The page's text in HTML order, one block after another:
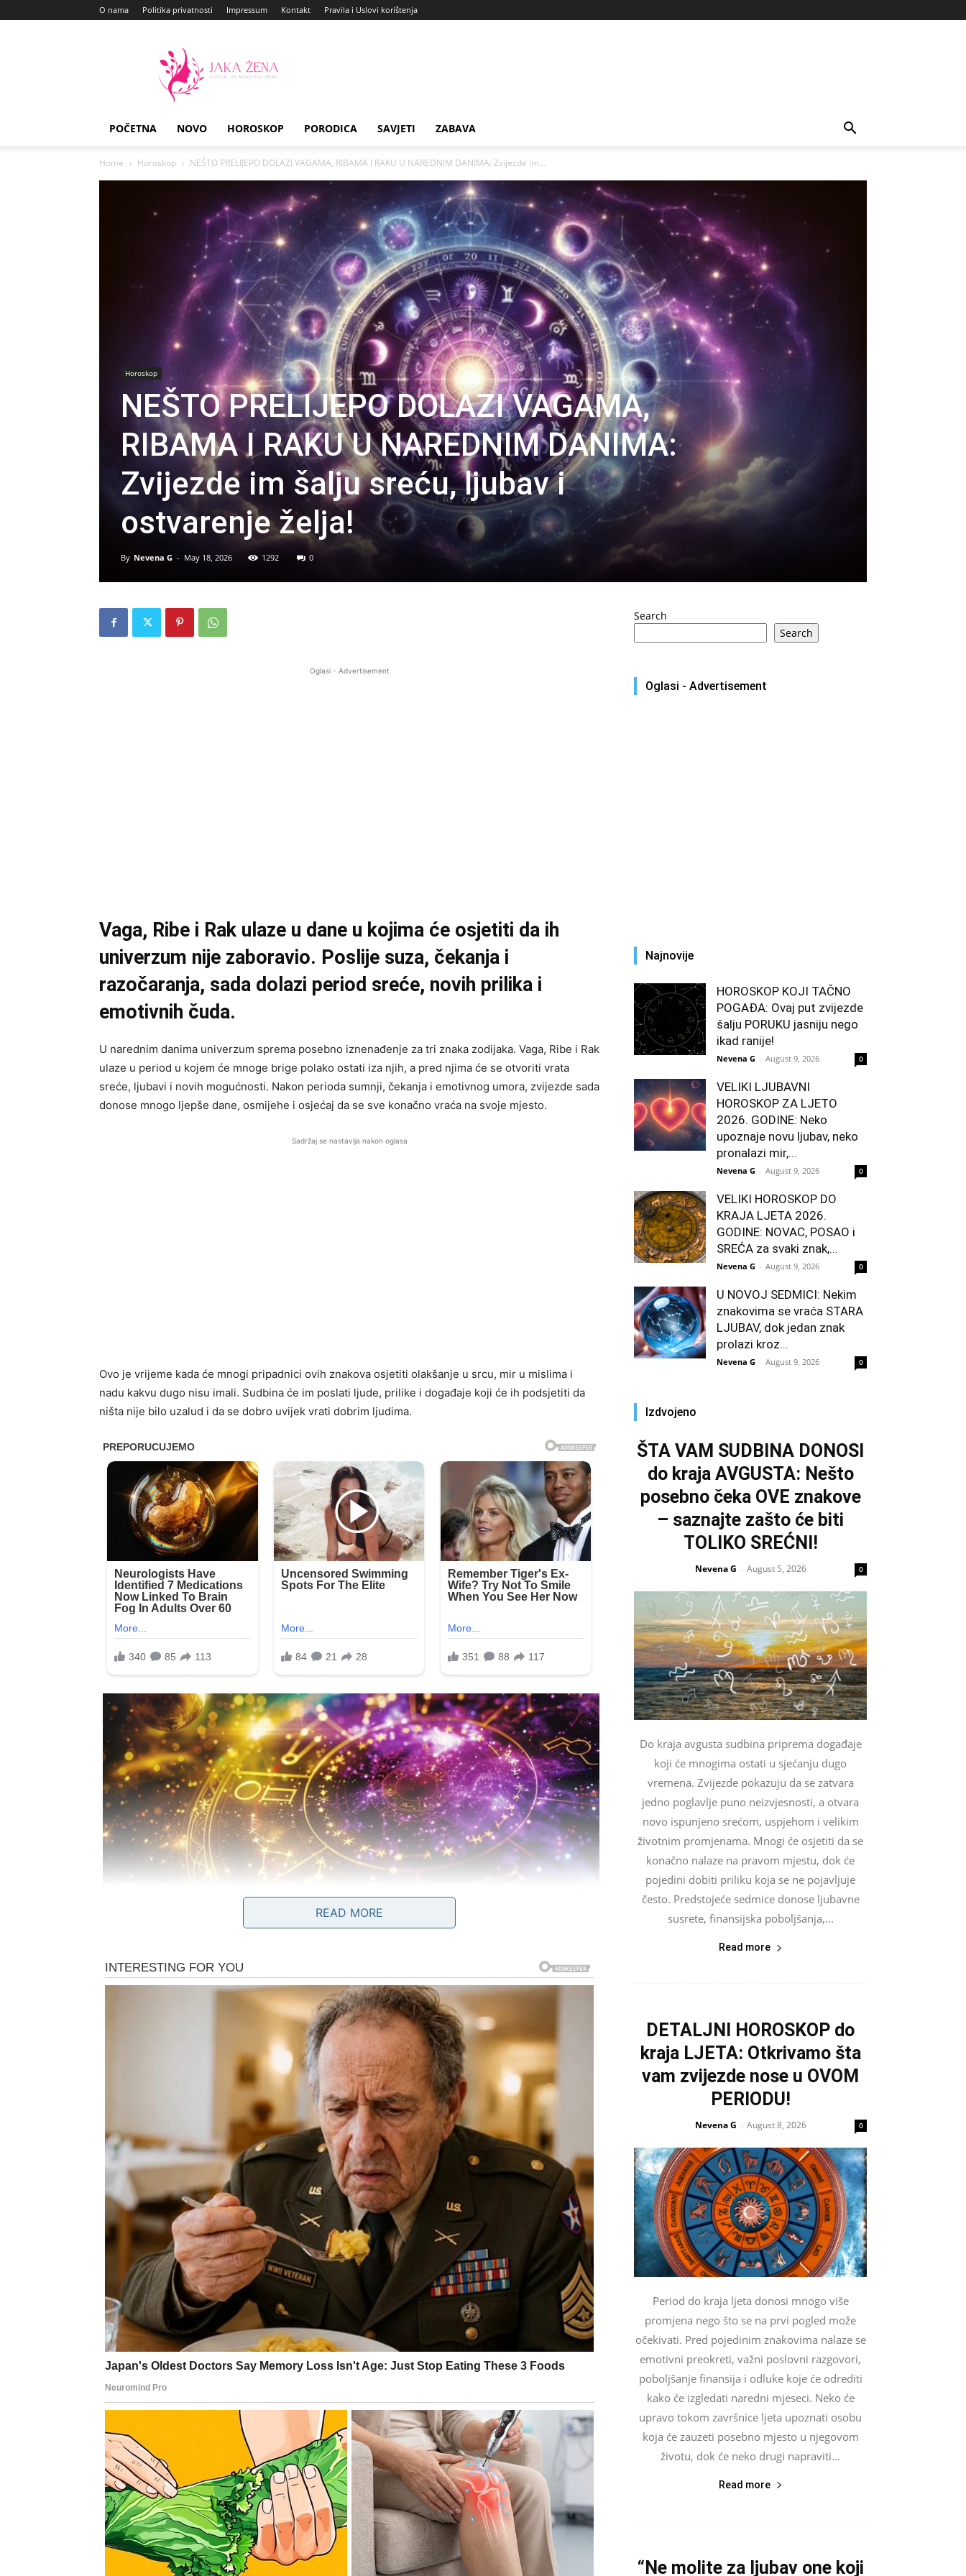
O nama Politika privatnosti Impressum Kontakt Pravila i Uslovi korištenja
Zena
POČETNA NOVO HOROSKOP PORODICA SAVJETI ZABAVA
Home Horoskop NEŠTO PRELIJEPO DOLAZI VAGAMA, RIBAMA I RAKU U NAREDNIM DANIMA: Zvijezde im...
Horoskop
NEŠTO PRELIJEPO DOLAZI VAGAMA,
RIBAMA I RAKU U NAREDNIM DANIMA:
Zvijezde im šalju sreću, ljubav i
ostvarenje želja!
By Nevena G - May 18, 2026 1292 0
Oglasi - Advertisement
Vaga, Ribe i Rak ulaze u dane u kojima će osjetiti da ih
univerzum nije zaboravio. Poslije suza, čekanja i
razočaranja, sada dolazi period sreće, novih prilika i
emotivnih čuda.
U narednim danima univerzum sprema posebno iznenađenje za tri znaka zodijaka. Vaga, Ribe i Rak
ulaze u period u kojem će mnoge brige polako ostati iza njih, a pred njima će se otvoriti vrata
sreće, ljubavi i novih mogućnosti. Nakon perioda sumnji, čekanja i emotivnog umora, zvijezde sada
donose mnogo ljepše dane, osmijehe i osjećaj da se sve konačno vraća na svoje mjesto.
Sadržaj se nastavlja nakon oglasa
Ovo je vrijeme kada će mnogi pripadnici ovih znakova osjetiti olakšanje u srcu, mir u mislima i
nadu kakvu dugo nisu imali. Sudbina će im poslati ljude, prilike i događaje koji će ih podsjetiti da
ništa nije bilo uzalud i da se dobro uvijek vrati dobrim ljudima.
Vage ulaze u period u kojem će konačno osjetiti da ih život nagrađuje za sve ono kroz šta su
prošli. Dugo ste pokušavali održati mir, pomagati drugima i nositi teret koji često nije bio samo vaš.
Mnogo puta ste ćutali kada vam je bilo najteže, ali sada dolazi vrijeme kada će univerzum početi
Pred vama su dani puni lijepih razgovora, neočekivanih susreta i emocija koje će vam vratiti vjeru
u ljubav. Jedna osoba bi mogla pokazati osjećanja koja dugo skriva, a mnoge Vage će osjetiti da se
konačno bude iz emotivne praznine.
Na poslovnom planu dolazi olakšanje. Moguće su lijepe vijesti vezane za novac, posao ili plan koji
je dugo stajao u mjestu. Zvijezde vam sada otvaraju vrata uspjeha, ali najvažnije od svega jeste to
što ćete ponovo osjetiti unutrašnji mir.
Naredni dani donose vam energiju koja liječi srce. Osmijeh koji ste dugo skrivali ponovo će se
vratiti na vaše lice.
RIBE
trebalo, ali upravo zbog toga sudbina vam sada šalje nagradu.
Neko će vam pokazati koliko mu značite. Moguće je obnavljanje kontakta, poruka koja će vas
iznenaditi ili susret koji će probuditi emocije koje ste pokušavali zaboraviti. Ribe koje su same
mogle bi upoznati osobu koja će im donijeti osjećaj sigurnosti i topline.
Pored ljubavi, dolazi i period inspiracije i unutrašnje snage. Konačno ćete imati osjećaj da možete
ostvariti ono o čemu dugo maštate. Zvijezde vas guraju prema sreći, ali i prema važnim odlukama
koje mogu promijeniti vašu budućnost.
READ MORE
Search
Search
Oglasi - Advertisement
Najnovije
HOROSKOP KOJI TAČNO
POGAĐA: Ovaj put zvijezde
šalju PORUKU jasniju nego
ikad ranije!
Nevena G - August 9, 2026 0
VELIKI LJUBAVNI
HOROSKOP ZA LJETO
2026. GODINE: Neko
upoznaje novu ljubav, neko
pronalazi mir,...
Nevena G - August 9, 2026 0
VELIKI HOROSKOP DO
KRAJA LJETA 2026.
GODINE: NOVAC, POSAO i
SREĆA za svaki znak,...
Nevena G - August 9, 2026 0
U NOVOJ SEDMICI: Nekim
znakovima se vraća STARA
LJUBAV, dok jedan znak
prolazi kroz...
Nevena G - August 9, 2026 0
Izdvojeno
ŠTA VAM SUDBINA DONOSI
do kraja AVGUSTA: Nešto
posebno čeka OVE znakove
– saznajte zašto će biti
TOLIKO SREĆNI!
Nevena G - August 5, 2026 0
Do kraja avgusta sudbina priprema događaje
koji će mnogima ostati u sjećanju dugo
vremena. Zvijezde pokazuju da se zatvara
jedno poglavlje puno neizvjesnosti, a otvara
novo ispunjeno srećom, uspjehom i velikim
životnim promjenama. Mnogi će osjetiti da se
konačno nalaze na pravom mjestu, dok će
pojedini dobiti priliku koja se ne pojavljuje
često. Predstojeće sedmice donose ljubavne
susrete, finansijska poboljšanja,...
Read more
DETALJNI HOROSKOP do
kraja LJETA: Otkrivamo šta
vam zvijezde nose u OVOM
PERIODU!
Nevena G - August 8, 2026 0
Period do kraja ljeta donosi mnogo više
promjena nego što se na prvi pogled može
očekivati. Pred pojedinim znakovima nalaze se
emotivni preokreti, važni poslovni razgovori,
poboljšanje finansija i odluke koje će odrediti
kako će izgledati naredni mjeseci. Neko će
upravo tokom završnice ljeta upoznati osobu
koja će zauzeti posebno mjesto u njegovom
životu, dok će neko drugi napraviti...
Read more
“Ne molite za ljubav one koji